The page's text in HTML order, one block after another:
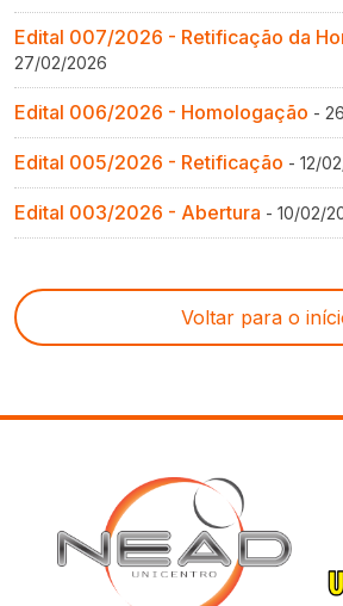
Edital 007/2026 - Retificação da
27/02/2026
Edital 006/2026 - Homologação -
Edital 005/2026 - Retificação - 12/
Edital 003/2026 - Abertura - 10/02/
Voltar para o